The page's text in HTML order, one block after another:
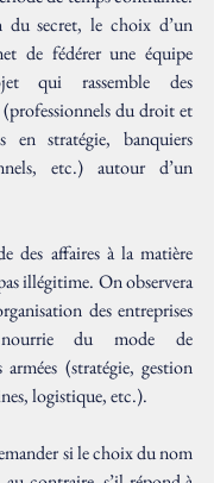
secret, le choix d’un
de fédérer une équipe
qui rassemble des
(professionnels du droit et
en stratégie, banquiers
etc.) autour d’un
des affaires à la matière
illégitime. On observera
des entreprises
nourrie du mode de
(stratégie, gestion
logistique, etc.).
si le choix du nom